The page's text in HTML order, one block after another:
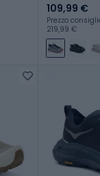
109,99 €
Prezzo
219,99 €